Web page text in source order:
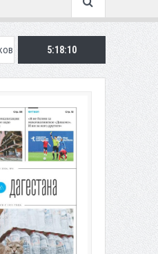
у жителя Дагестана
5:18:12